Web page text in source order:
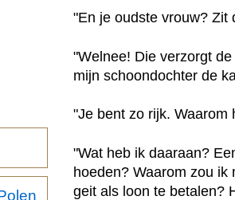
"En je oudste vrouw? Zit
"Welnee! Die verzorgt
mijn schoondochter de
"Je bent zo rijk. Waarom
"Wat heb ik daaraan?
hoeden? Waarom zou
geit als loon te betalen?